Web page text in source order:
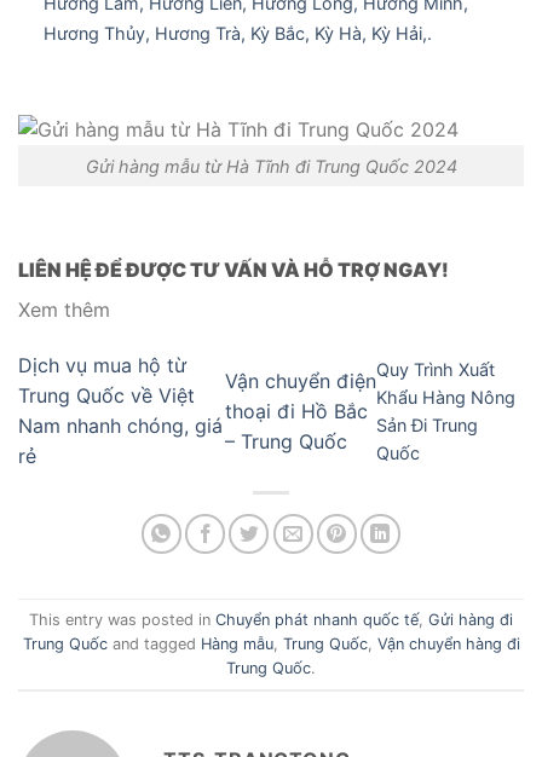
Hương Thủy, Hương Trà, Kỳ Bắc, Kỳ Hà, Kỳ Hải,.
Gửi hàng mẫu từ Hà Tĩnh đi Trung Quốc 2024
LIÊN HỆ ĐỂ ĐƯỢC TƯ VẤN VÀ HỖ TRỢ NGAY!
Xem thêm
Dịch vụ mua hộ từ
Trung Quốc về Việt
Nam nhanh chóng, giá
rẻ
Vận chuyển điện
thoại đi Hồ Bắc
– Trung Quốc
Quy Trình Xuất
Khẩu Hàng Nông
Sản Đi Trung
Quốc
This entry was posted in Chuyển phát nhanh quốc tế, Gửi hàng đi
Trung Quốcand tagged Hàng mẫu, Trung Quốc, Vận chuyển hàng đi
Trung Quốc.